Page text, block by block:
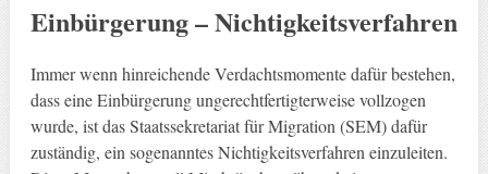
Einbürgerung – Nichtigkeitsverfahren
Immer wenn hinreichende Verdachtsmomente dafür bestehen,
dass eine Einbürgerung ungerechtfertigterweise vollzogen
wurde, ist das Staatssekretariat für Migration (SEM) dafür
zuständig, ein sogenanntes Nichtigkeitsverfahren einzuleiten.